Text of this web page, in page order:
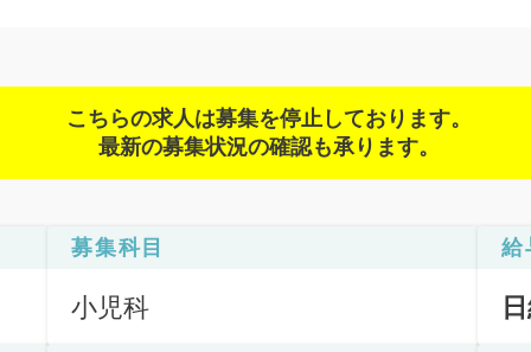
こちらの求人は募集を停止しております。
最新の募集状況の確認も承ります。
募集科目
小児科
給